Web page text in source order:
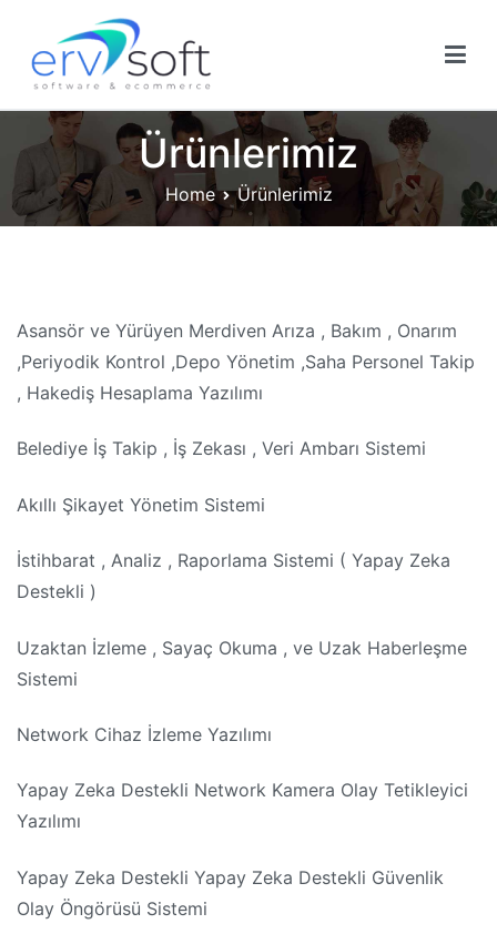
content
Ervsoft ® | İzmir Web Tasarım | Reklam Yazılım
Firması
Ürünlerimiz
Home Ürünlerimiz
Asansör ve Yürüyen Merdiven Arıza , Bakım , Onarım
,Periyodik Kontrol ,Depo Yönetim ,Saha Personel Takip
, Hakediş Hesaplama Yazılımı
Belediye İş Takip , İş Zekası , Veri Ambarı Sistemi
Akıllı Şikayet Yönetim Sistemi
İstihbarat , Analiz , Raporlama Sistemi ( Yapay Zeka
Destekli )
Uzaktan İzleme , Sayaç Okuma , ve Uzak Haberleşme
Sistemi
Network Cihaz İzleme Yazılımı
Yapay Zeka Destekli Network Kamera Olay Tetikleyici
Yazılımı
Yapay Zeka Destekli Yapay Zeka Destekli Güvenlik
Olay Öngörüsü Sistemi